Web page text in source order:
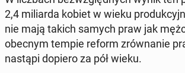
2,4 mi­liar­da kobiet w wieku
nie mają takich samych praw jak
obecnym tempie reform zrów­na­nie
nastąpi dopiero za pół wieku.